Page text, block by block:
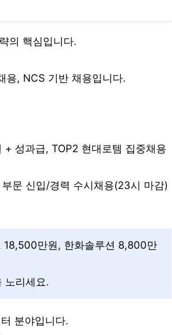
의 핵심입니다.
용, NCS 기반 채용입니다.
성과급, TOP2 현대로템 집중채용
문 신입/경력 수시채용(23시 마감)
18,500만원, 한화솔루션 8,800만
노리세요.
분야입니다.